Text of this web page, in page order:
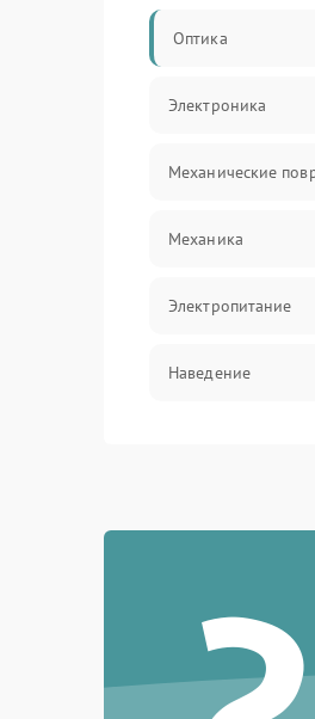
Оптика
Электроника
Механические
Механика
Электропитание
Наведение